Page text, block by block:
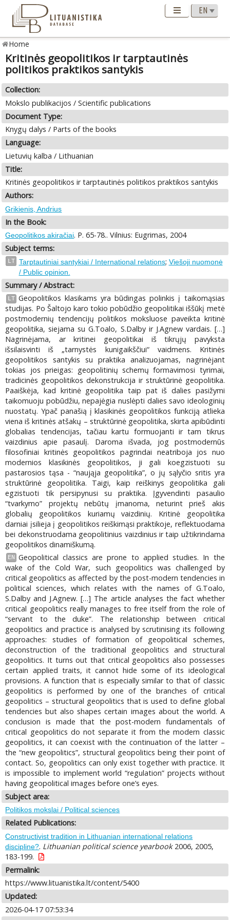
Home
Kritinės geopolitikos ir tarptautinės
politikos praktikos santykis
Collection:
Mokslo publikacijos / Scientific publications
Document Type:
Knygų dalys / Parts of the books
Language:
Lietuvių kalba / Lithuanian
Title:
Kritinės geopolitikos ir tarptautinės politikos praktikos santykis
Authors:
Grikienis, Andrius
In the Book:
Geopolitikos akiračiai. P. 65-78.. Vilnius: Eugrimas, 2004
Subject terms:
LT Tarptautiniai santykiai / International relations; Viešoji nuomonė
/ Public opinion.
Summary / Abstract:
LT Geopolitikos klasikams yra būdingas polinkis į taikomąsias
studijas. Po Šaltojo karo tokio pobūdžio geopolitikai iššūkį metė
postmodernių tendencijų politikos moksluose paveikta kritinė
geopolitika, siejama su G.Toalo, S.Dalby ir J.Agnew vardais. […]
Nagrinėjama, ar kritinei geopolitikai iš tikrųjų pavyksta
išsilaisvinti iš „tarnystės kunigaikščiui“ vaidmens. Kritinės
geopolitikos santykis su praktika analizuojamas, nagrinėjant
tokias jos prieigas: geopolitinių schemų formavimosi tyrimai,
tradicinės geopolitikos dekonstrukcija ir struktūrinė geopolitika.
Paaiškėja, kad kritinė geopolitika taip pat iš dalies pasižymi
taikomuoju pobūdžiu, nepajėgia nuslėpti dalies savo ideologinių
nuostatų. Ypač panašią į klasikinės geopolitikos funkciją atlieka
viena iš kritinės atšakų – struktūrinė geopolitika, skirta apibūdinti
globalias tendencijas, tačiau kartu formuojanti ir tam tikrus
vaizdinius apie pasaulį. Daroma išvada, jog postmodernūs
filosofiniai kritinės geopolitikos pagrindai neatriboja jos nuo
modernios klasikinės geopolitikos, ji gali koegzistuoti su
pastarosios tąsa - “naująja geopolitika”, o jų sąlyčio sritis yra
struktūrinė geopolitika. Taigi, kaip reiškinys geopolitika gali
egzistuoti tik persipynusi su praktika. Įgyvendinti pasaulio
“tvarkymo” projektų nebūtų įmanoma, neturint prieš akis
globalių geopolitikos kuriamų vaizdinių. Kritinė geopolitika
darniai įsilieja į geopolitikos reiškimąsi praktikoje, reflektuodama
bei dekonstruodama geopolitinius vaizdinius ir taip užtikrindama
geopolitikos dinamiškumą.
EN
Geopolitical classics are prone to applied studies. In the
wake of the Cold War, such geopolitics was challenged by
critical geopolitics as affected by the post-modern tendencies in
political sciences, which relates with the names of G.Toalo,
S.Dalby and J.Agnew. […] The article analyses the fact whether
critical geopolitics really manages to free itself from the role of
“servant to the duke”. The relationship between critical
geopolitics and practice is analysed by scrutinising its following
approaches: studies of formation of geopolitical schemes,
deconstruction of the traditional geopolitics and structural
geopolitics. It turns out that critical geopolitics also possesses
certain applied traits, it cannot hide some of its ideological
provisions. A function that is especially similar to that of classic
geopolitics is performed by one of the branches of critical
geopolitics – structural geopolitics that is used to define global
tendencies but also shapes certain images about the world. A
conclusion is made that the post-modern fundamentals of
critical geopolitics do not separate it from the modern classic
geopolitics, it can coexist with the continuation of the latter –
the “new geopolitics”, structural geopolitics being their point of
contact. So, geopolitics can only exist together with practice. It
is impossible to implement world “regulation” projects without
having geopolitical images before one’s eyes.
Subject area:
Politikos mokslai / Political sciences
Related Publications:
Constructivist tradition in Lithuanian international relations
discipline?. Lithuanian political science yearbook2006, 2005,
183-199.
Permalink:
https://www.lituanistika.lt/content/5400
Updated:
2026-04-17 07:53:34